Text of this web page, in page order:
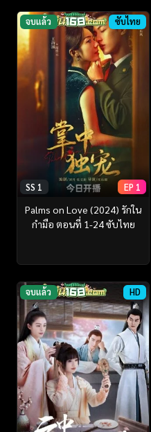
จบแล้ว ซับไทย
SS 1 EP 1
Palms on Love (2024) รักใน
กำมือ ตอนที่ 1-24 ซับไทย
จบแล้ว HD